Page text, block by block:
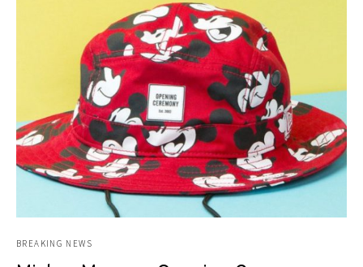
BREAKING NEWS